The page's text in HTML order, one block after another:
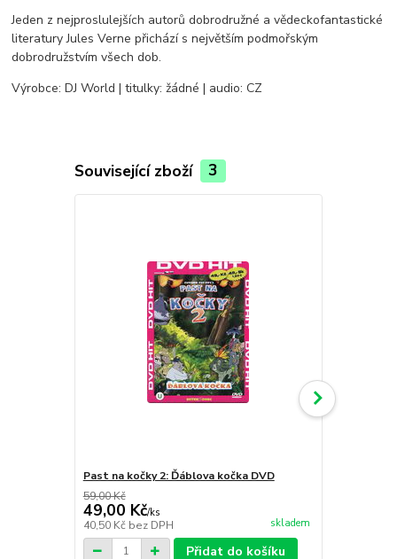
Jeden z nejproslulejších autorů dobrodružné a vědeckofantastické
literatury Jules Verne přichází s největším podmořským
dobrodružstvím všech dob.
Výrobce: DJ World | titulky: žádné | audio: CZ
Související zboží 3
Past na kočky 2: Ďáblova kočka DVD
59,00 Kč
49,00 Kč/ks
40,50 Kč bez DPH skladem
Přidat do košíku